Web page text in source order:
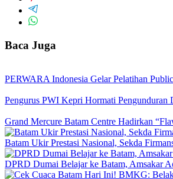
Baca Juga
PERWARA Indonesia Gelar Pelatihan
Pengurus PWI Kepri Hormati
Grand Mercure Batam Centre Hadirkan
Batam Ukir Prestasi Nasional, Sekda
DPRD Dumai Belajar ke Batam, Amsakar